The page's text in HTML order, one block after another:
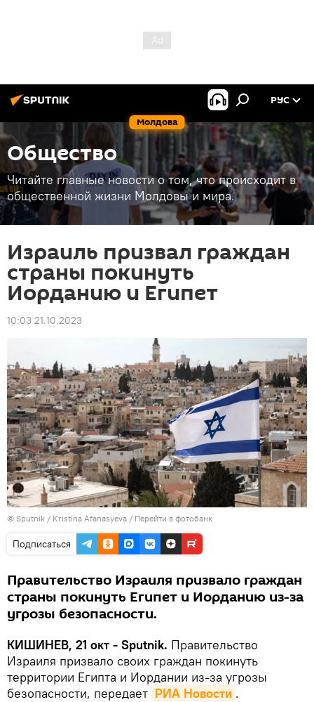
Молдова
РУС
Общество
Читайте главные новости о том, что происходит в
общественной жизни Молдовы и мира.
Израиль призвал граждан
страны покинуть
Иорданию и Египет
10:03 21.10.2023
© Sputnik / Kristina Afanasyeva / Перейти в фотобанк
Подписаться
Правительство Израиля призвало граждан
страны покинуть Египет и Иорданию из-за
угрозы безопасности.
КИШИНЕВ, 21 окт - Sputnik. Правительство
Израиля призвало своих граждан покинуть
территории Египта и Иордании из-за угрозы
безопасности, передает РИА Новости .